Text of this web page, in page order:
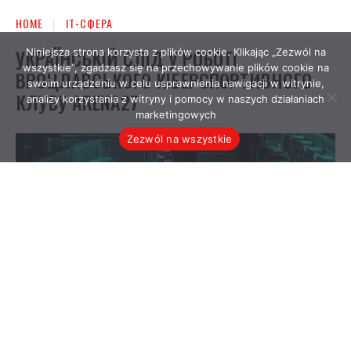
Niniejsza strona korzysta z plików cookie. Klikając „Zezwól na
wszystkie”, zgadzasz się na przechowywanie plików cookie na
swoim urządzeniu w celu usprawnienia nawigacji w witrynie,
analizy korzystania z witryny i pomocy w naszych działaniach
marketingowych
Zezwól na wszystkie